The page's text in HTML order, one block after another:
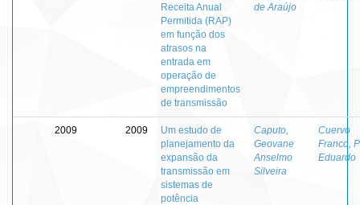
Receita Anual
Permitida (RAP)
em função dos
atrasos na
entrada em
operação de
empreendimentos
de transmissão
de Araújo
2009 2009
Um estudo de
planejamento da
expansão da
transmissão em
sistemas de
potência
Caputo,
Geovane
Anselmo
Silveira
Cuervo
Franco,
Eduardo